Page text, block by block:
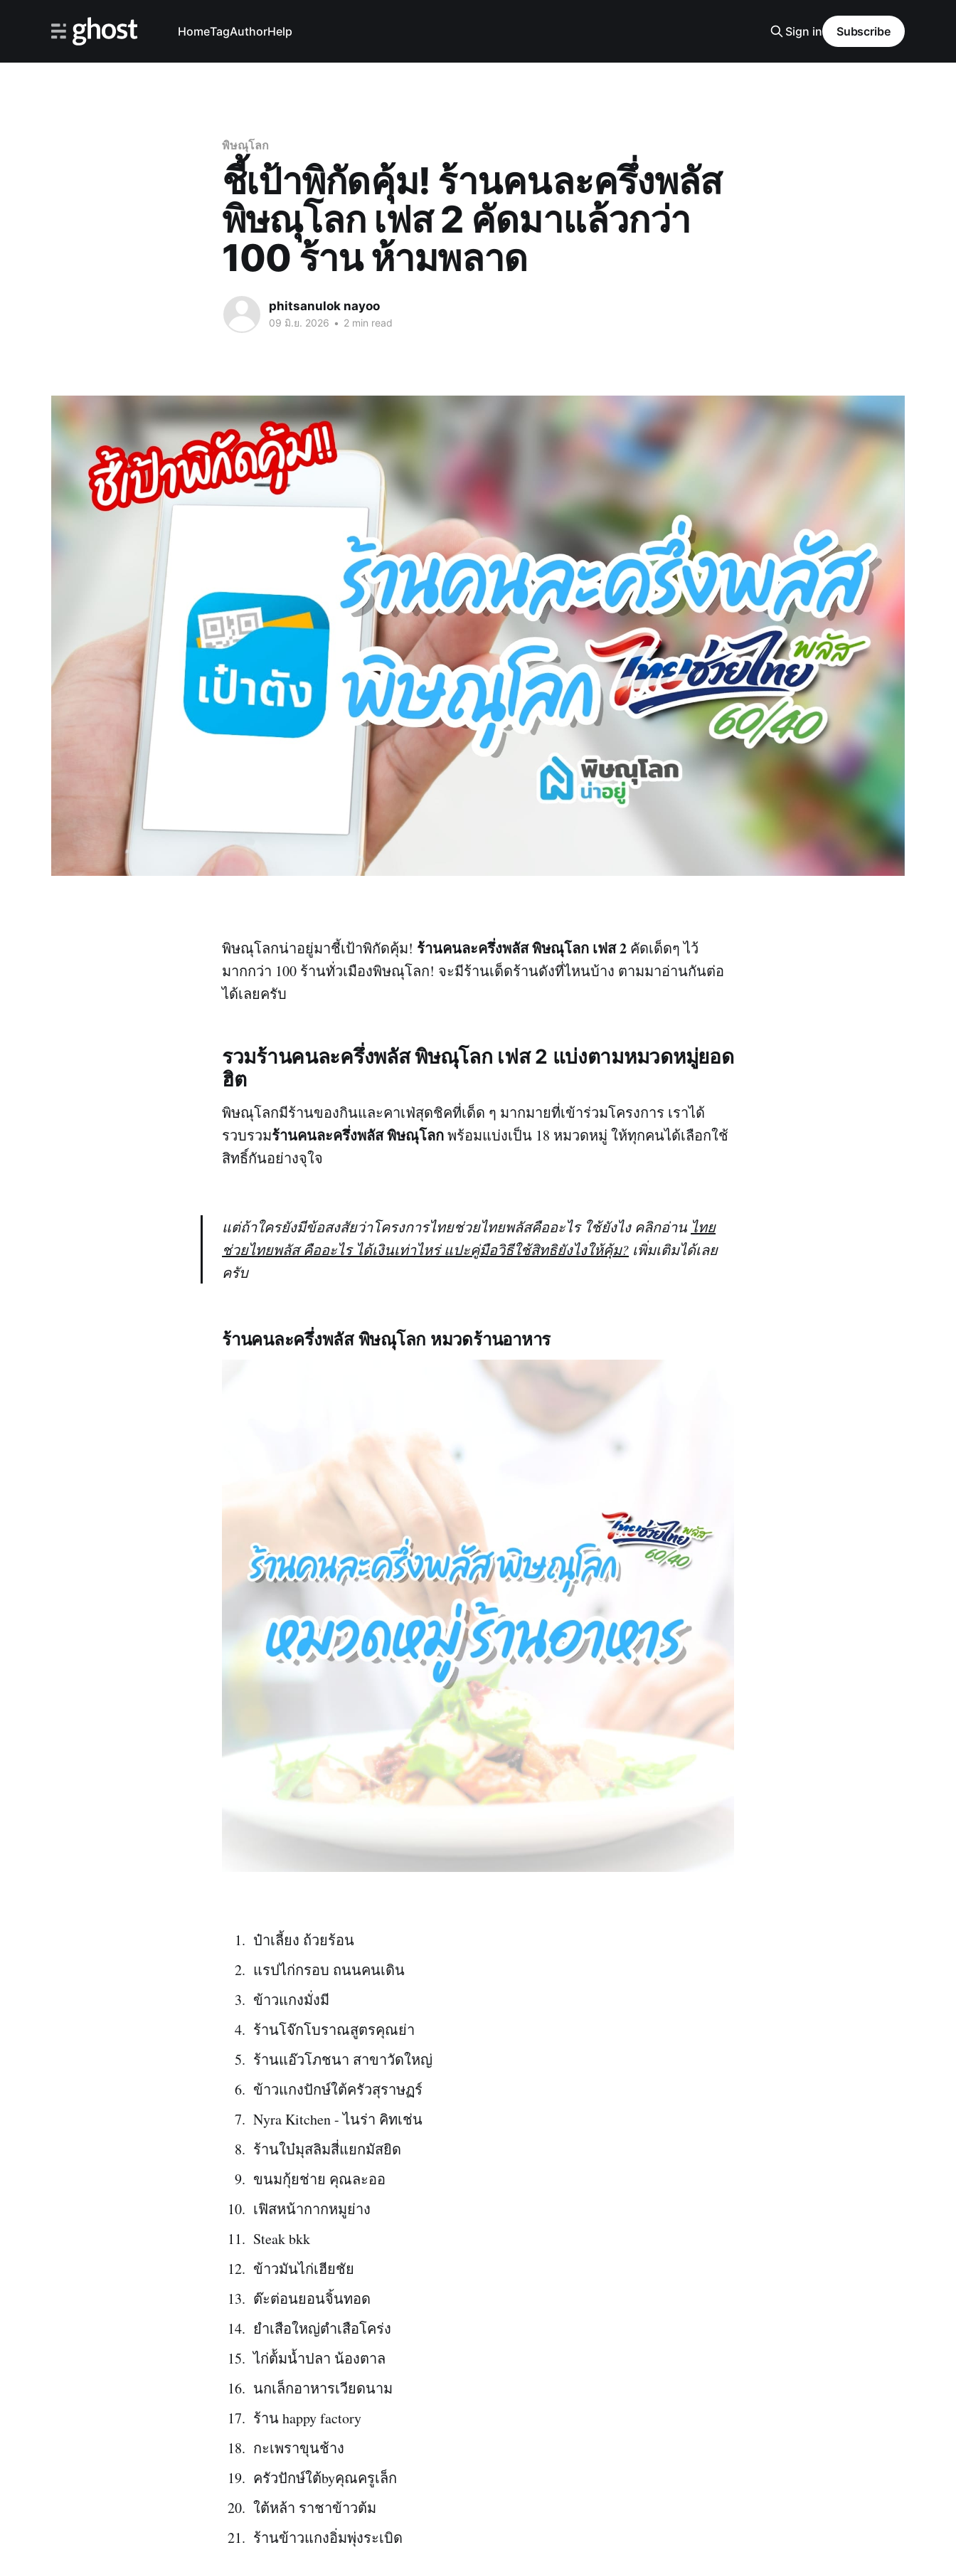
HomeTagAuthorHelp Sign in Subscribe
พิษณุโลก
ชี้เป้าพิกัดคุ้ม! ร้านคนละครึ่งพลัส
พิษณุโลก เฟส 2 คัดมาแล้วกว่า
100 ร้าน ห้ามพลาด
phitsanulok nayoo
09 มิ.ย. 2026 • 2 min read
พิษณุโลกน่าอยู่มาชี้เป้าพิกัดคุ้ม! ร้านคนละครึ่งพลัส พิษณุโลก เฟส 2 คัดเด็ดๆ ไว้
มากกว่า 100 ร้านทั่วเมืองพิษณุโลก! จะมีร้านเด็ดร้านดังที่ไหนบ้าง ตามมาอ่านกันต่อ
ได้เลยครับ
รวมร้านคนละครึ่งพลัส พิษณุโลก เฟส 2 แบ่งตามหมวดหมู่ยอด
ฮิต
พิษณุโลกมีร้านของกินและคาเฟ่สุดชิคที่เด็ด ๆ มากมายที่เข้าร่วมโครงการ เราได้
รวบรวมร้านคนละครึ่งพลัส พิษณุโลกพร้อมแบ่งเป็น 18 หมวดหมู่ ให้ทุกคนได้เลือกใช้
สิทธิ์กันอย่างจุใจ
แต่ถ้าใครยังมีข้อสงสัยว่าโครงการไทยช่วยไทยพลัสคืออะไร ใช้ยังไง คลิกอ่าน ไทย
ช่วยไทยพลัส คืออะไร ได้เงินเท่าไหร่ แปะคู่มือวิธีใช้สิทธิยังไงให้คุ้ม? เพิ่มเติมได้เลย
ครับ
ร้านคนละครึ่งพลัส พิษณุโลก หมวดร้านอาหาร
ป๋าเลี้ยง ถ้วยร้อน
แรปไก่กรอบ ถนนคนเดิน
ข้าวแกงมั่งมี
ร้านโจ๊กโบราณสูตรคุณย่า
ร้านแอ๊วโภชนา สาขาวัดใหญ่
ข้าวแกงปักษ์ใต้ครัวสุราษฏร์
Nyra Kitchen - ไนร่า คิทเช่น
ร้านใบ๋มุสลิมสี่แยกมัสยิด
ขนมกุ้ยช่าย คุณละออ
เฟิสหน้ากากหมูย่าง
Steak bkk
ข้าวมันไก่เฮียชัย
ต๊ะต่อนยอนจิ้นทอด
ยำเสือใหญ่ตำเสือโคร่ง
ไก่ต้้มน้ำปลา น้องตาล
นกเล็กอาหารเวียดนาม
ร้าน happy factory
กะเพราขุนช้าง
ครัวปักษ์ใต้byคุณครูเล็ก
ใต้หล้า ราชาข้าวต้ม
ร้านข้าวแกงอิ่มพุ่งระเบิด